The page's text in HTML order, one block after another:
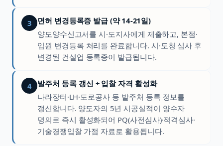
3
면허 변경등록증 발급 (약 14-21일)
양도양수신고서를 시·도지사에게 제출하고, 본점·
임원 변경등록 처리를 완료합니다. 시·도청 심사 후
변경된 건설업 등록증이 발급됩니다.
4
발주처 등록 갱신 + 입찰 자격 활성화
나라장터·LH·도로공사 등 발주처 등록 정보를
갱신합니다. 양도자의 5년 시공실적이 양수자
명의로 즉시 활성화되어 PQ(사전심사)·적격심사·
기술경쟁입찰 가점 자료로 활용됩니다.